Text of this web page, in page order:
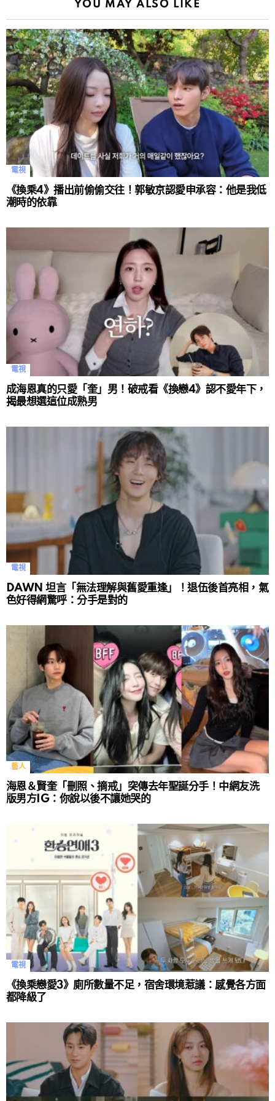
YOU MAY ALSO LIKE
電視
《換乘4》播出前偷偷交往！郭敏京認愛申承容：他是我低
潮時的依靠
電視
成海恩真的只愛「奎」男！破戒看《換戀4》認不愛年下，
揭最想選這位成熟男
電視
DAWN 坦言「無法理解與舊愛重逢」！退伍後首亮相，氣
色好得網驚呼：分手是對的
藝人
海恩＆賢奎「刪照、摘戒」突傳去年聖誕分手！中網友洗
版男方IG：你說以後不讓她哭的
電視
《換乘戀愛3》廁所數量不足，宿舍環境惹議：感覺各方面
都降級了